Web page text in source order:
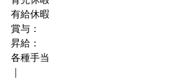
有給休暇
賞与：
昇給：
各種手当
｜